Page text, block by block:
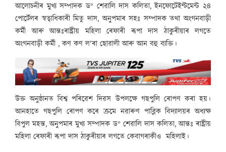
আলোচনীৰ মুখ্য সম্পাদক ড° শেৱালি দাস কলিতা, ইনফোটেইণ্টমেন্ট ২৪
পোৰ্টেলৰ স্বত্বাধিকাৰী মিতু দাস, অনুপমাৰ সহঃ সম্পাদক তথা অংগনবাড়ী
কৰ্মী আৰু আন্তঃৰাষ্ট্ৰীয় মহিলা ৰেফাৰী ৰূপা দাস ঠাকুৰীয়াৰ লগতে
অংগনবাড়ী কৰ্মী , কণ কণ ল'ৰা ছোৱালী আৰু আন বহু ব্যক্তি।
উক্ত অনুষ্ঠানত বিশ্ব পৰিৱেশ দিৱস উপলক্ষে গছপুলি ৰোপণ কৰা হয়।
আনহাতে গছপুলি ৰোপণ কৰে ক্ৰমে নৱাৰুণ পাব্লিক বিদ্যালয়ৰ অধ্যক্ষ
বিপুল মহন্ত, অনুপমাৰ মুখ্য সম্পাদক ড° শেৱালি দাস কলিতা, আন্তঃ ৰাষ্ট্ৰীয়
মহিলা ৰেফাৰী ৰূপা দাস ঠাকুৰীয়াৰ লগতে কেবাগৰাকীও মহিলাই।